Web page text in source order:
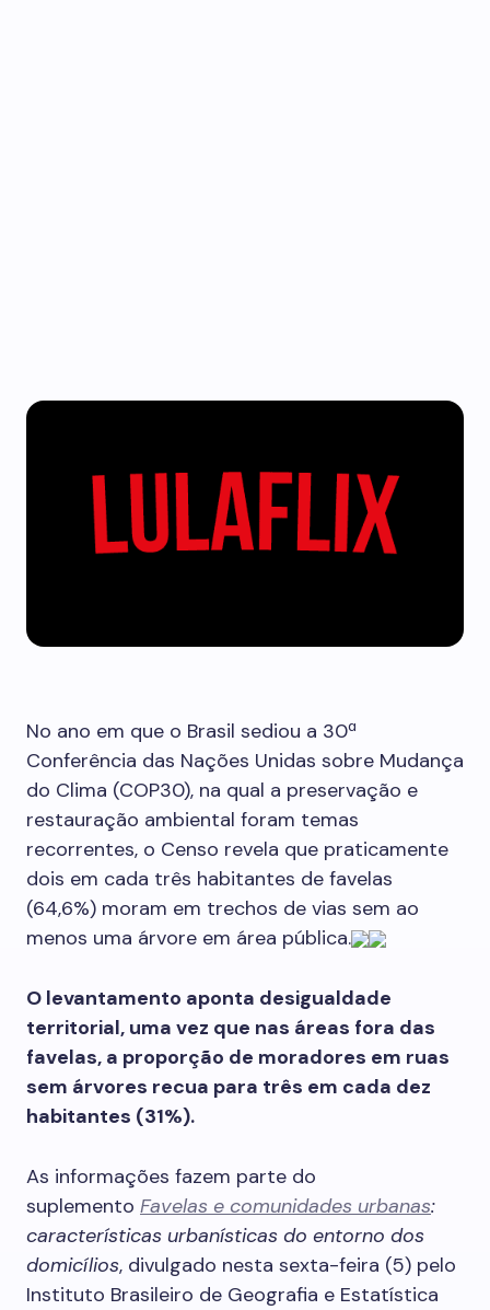
No ano em que o Brasil sediou a 30ª
Conferência das Nações Unidas sobre Mudança
do Clima (COP30), na qual a preservação e
restauração ambiental foram temas
recorrentes, o Censo revela que praticamente
dois em cada três habitantes de favelas
(64,6%) moram em trechos de vias sem ao
menos uma árvore em área pública.
O levantamento aponta desigualdade
territorial, uma vez que nas áreas fora das
favelas, a proporção de moradores em ruas
sem árvores recua para três em cada dez
habitantes (31%).
As informações fazem parte do
suplemento Favelas e comunidades urbanas:
características urbanísticas do entorno dos
domicílios, divulgado nesta sexta-feira (5) pelo
Instituto Brasileiro de Geografia e Estatística